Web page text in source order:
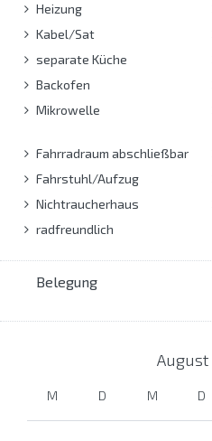
Heizung
Kabel/Sat
separate Küche
Backofen
Mikrowelle
Fahrradraum abschließbar
Fahrstuhl/Aufzug
Nichtraucherhaus
radfreundlich
Belegung
August
M D M D